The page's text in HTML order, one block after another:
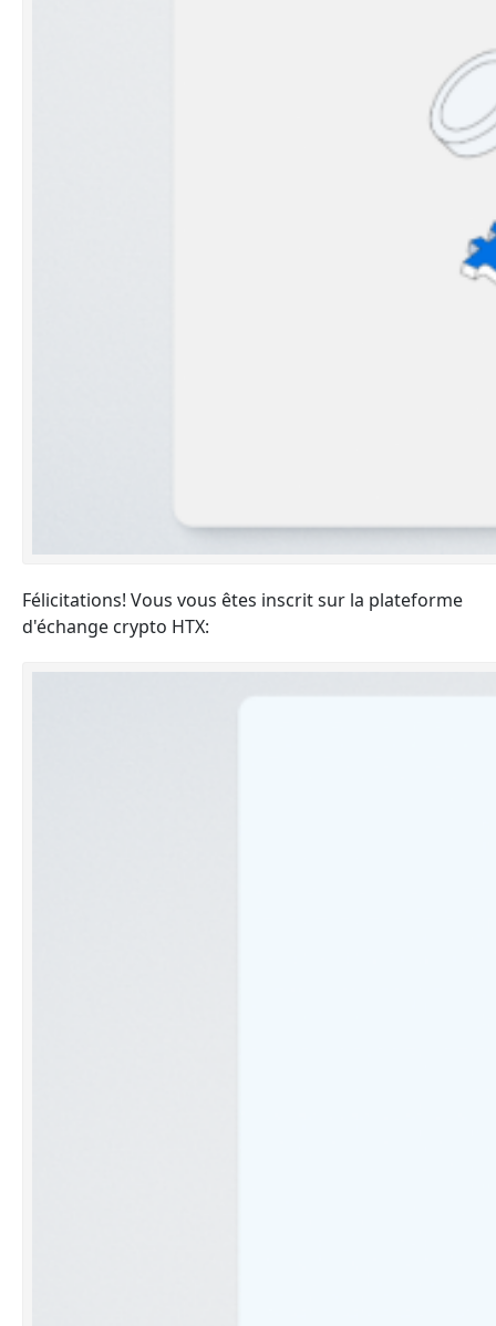
Félicitations! Vous vous êtes inscrit sur la plateforme
d'échange crypto HTX: